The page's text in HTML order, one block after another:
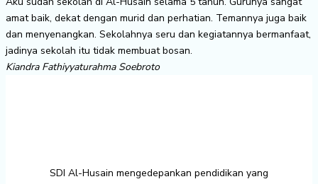
amat baik, dekat dengan murid dan perhatian. Temannya juga baik
dan menyenangkan. Sekolahnya seru dan kegiatannya bermanfaat,
jadinya sekolah itu tidak membuat bosan.
Kiandra Fathiyyaturahma Soebroto
SDI Al-Husain mengedepankan pendidikan yang